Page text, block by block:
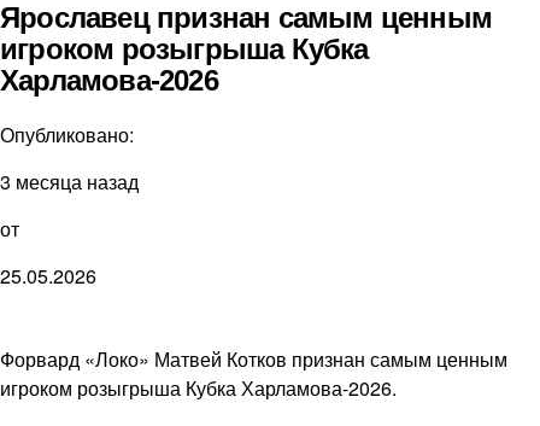
Ярославец признан самым ценным
игроком розыгрыша Кубка
Харламова-2026
Опубликовано:
3 месяца назад
от
25.05.2026
Форвард «Локо» Матвей Котков признан самым ценным
игроком розыгрыша Кубка Харламова-2026.